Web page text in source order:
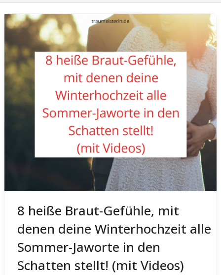
8 heiße Braut-Gefühle, mit
denen deine Winterhochzeit alle
Sommer-Jaworte in den
Schatten stellt! (mit Videos)